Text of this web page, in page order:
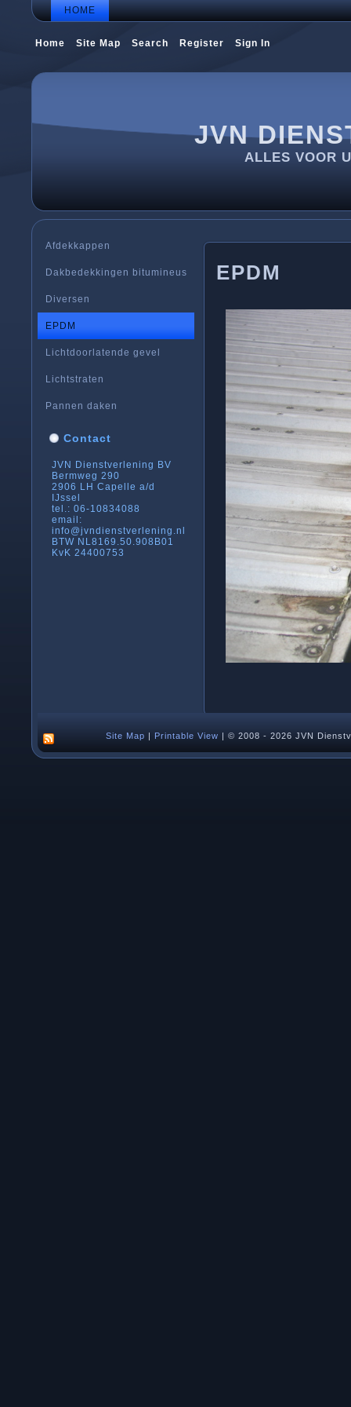
HOME
Home Site Map Search Register Sign In
JVN
ALLES VOOR
Afdekkappen
Dakbedekkingen bitumineus
Diversen
EPDM
Lichtdoorlatende gevel
Lichtstraten
Pannen daken
Contact
JVN Dienstverlening BV
Bermweg 290
2906 LH Capelle a/d
IJssel
tel.: 06-10834088
email:
info@jvndienstverlening.nl
BTW NL8169.50.908B01
KvK 24400753
EPDM
Site Map | Printable View | © 2008 - 2026 JVN